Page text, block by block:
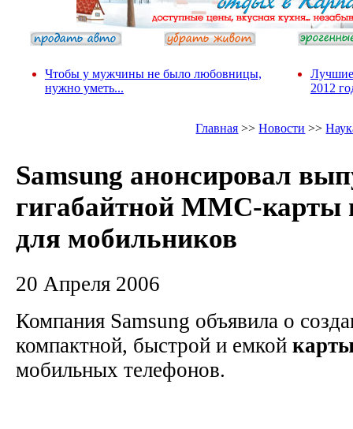
Чтобы у мужчины не было любовницы,
нужно уметь...
Лучшие
2012
Главная >>Новости >>
Samsung анонсировал
гигабайтной ММС-карты
для мобильников
20 Апреля 2006
Компания Samsung объявила о
компактной, быстрой и емкой
мобильных телефонов.